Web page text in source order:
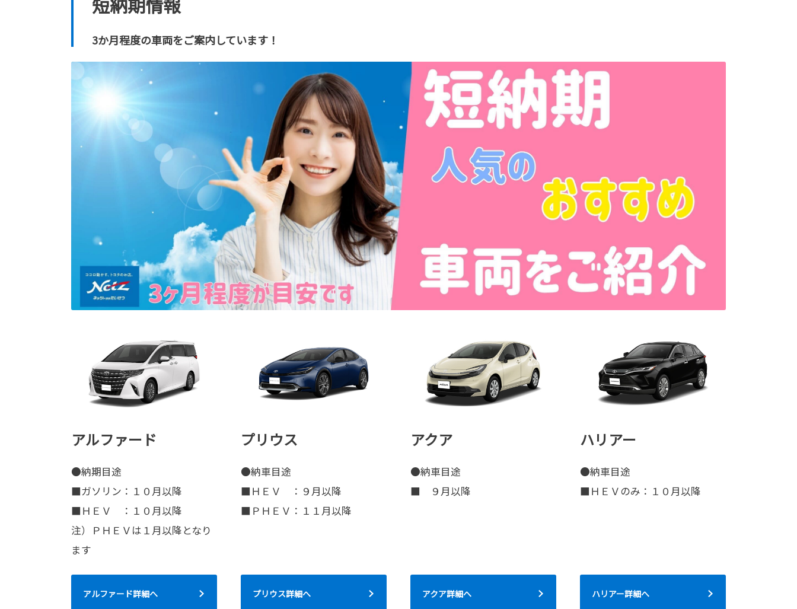
3か月程度の車両をご案内しています！
アルファード
●納期目途
■ガソリン：１０月以降
■ＨＥＶ ：１０月以降
注）ＰＨＥＶは１月以降となり
ます
アルファード詳細へ
プリウス
●納車目途
■ＨＥＶ ：９月以降
■ＰＨＥＶ：１１月以降
プリウス詳細へ
アクア
●納車目途
■ ９月以降
アクア詳細へ
ハリアー
●納車目途
■ＨＥＶのみ：１０月以降
ハリアー詳細へ